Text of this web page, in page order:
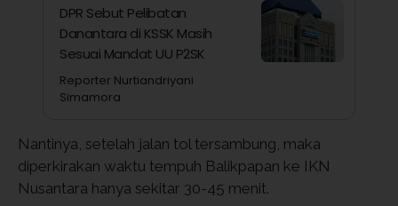
DPR Sebut Pelibatan
Danantara di KSSK Masih
Sesuai Mandat UU P2SK
Reporter Nurtiandriyani
Simamora
Nantinya, setelah jalan tol tersambung, maka
diperkirakan waktu tempuh Balikpapan ke IKN
Nusantara hanya sekitar 30-45 menit.